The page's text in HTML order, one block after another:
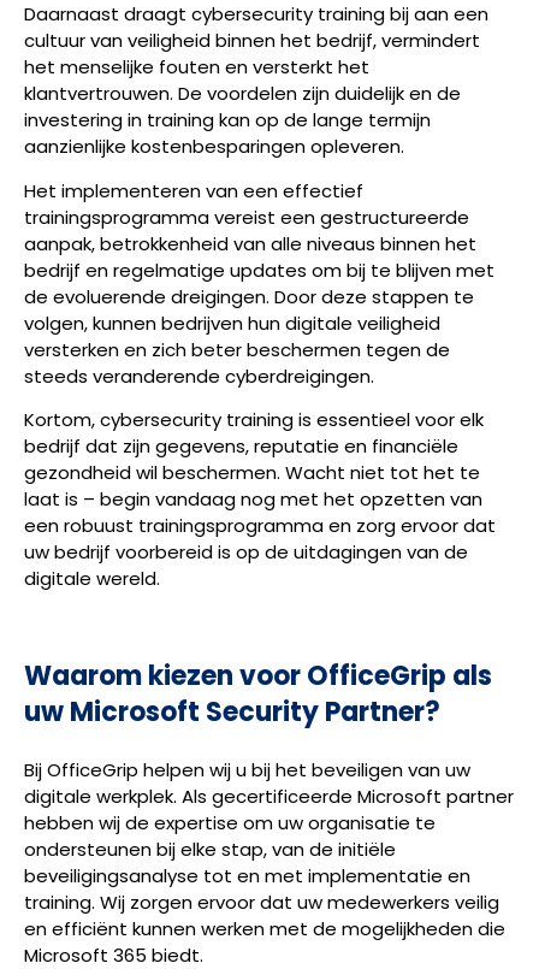
Daarnaast draagt cybersecurity training bij aan een
cultuur van veiligheid binnen het bedrijf, vermindert
het menselijke fouten en versterkt het
klantvertrouwen. De voordelen zijn duidelijk en de
investering in training kan op de lange termijn
aanzienlijke kostenbesparingen opleveren.
Het implementeren van een effectief
trainingsprogramma vereist een gestructureerde
aanpak, betrokkenheid van alle niveaus binnen het
bedrijf en regelmatige updates om bij te blijven met
de evoluerende dreigingen. Door deze stappen te
volgen, kunnen bedrijven hun digitale veiligheid
versterken en zich beter beschermen tegen de
steeds veranderende cyberdreigingen.
Kortom, cybersecurity training is essentieel voor elk
bedrijf dat zijn gegevens, reputatie en financiële
gezondheid wil beschermen. Wacht niet tot het te
laat is – begin vandaag nog met het opzetten van
een robuust trainingsprogramma en zorg ervoor dat
uw bedrijf voorbereid is op de uitdagingen van de
digitale wereld.
Waarom kiezen voor OfficeGrip als
uw Microsoft Security Partner?
Bij OfficeGrip helpen wij u bij het beveiligen van uw
digitale werkplek. Als gecertificeerde Microsoft partner
hebben wij de expertise om uw organisatie te
ondersteunen bij elke stap, van de initiële
beveiligingsanalyse tot en met implementatie en
training. Wij zorgen ervoor dat uw medewerkers veilig
en efficiënt kunnen werken met de mogelijkheden die
Microsoft 365 biedt.